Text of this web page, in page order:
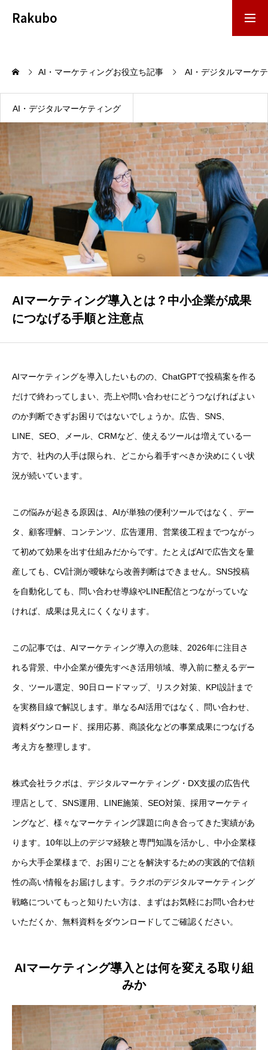
Rakubo
事業内容
導入事例
お役立ち資料
お役立ち記事
会社概要
お問い合わせ
AI・マーケティングお役立ち記事 AI・デジタルマーケ
AI・デジタルマーケティング
AIマーケティング導入とは？中小企業が成果
につなげる手順と注意点
AIマーケティングを導入したいものの、ChatGPTで投稿案を作る
だけで終わってしまい、売上や問い合わせにどうつなげればよい
のか判断できずお困りではないでしょうか。広告、SNS、
LINE、SEO、メール、CRMなど、使えるツールは増えている一
方で、社内の人手は限られ、どこから着手すべきか決めにくい状
況が続いています。
この悩みが起きる原因は、AIが単独の便利ツールではなく、デー
タ、顧客理解、コンテンツ、広告運用、営業後工程までつながっ
て初めて効果を出す仕組みだからです。たとえばAIで広告文を量
産しても、CV計測が曖昧なら改善判断はできません。SNS投稿
を自動化しても、問い合わせ導線やLINE配信とつながっていな
ければ、成果は見えにくくなります。
この記事では、AIマーケティング導入の意味、2026年に注目さ
れる背景、中小企業が優先すべき活用領域、導入前に整えるデー
タ、ツール選定、90日ロードマップ、リスク対策、KPI設計まで
を実務目線で解説します。単なるAI活用ではなく、問い合わせ、
資料ダウンロード、採用応募、商談化などの事業成果につなげる
考え方を整理します。
株式会社ラクボは、デジタルマーケティング・DX支援の広告代
理店として、SNS運用、LINE施策、SEO対策、採用マーケティ
ングなど、様々なマーケティング課題に向き合ってきた実績があ
ります。10年以上のデジマ経験と専門知識を活かし、中小企業様
から大手企業様まで、お困りごとを解決するための実践的で信頼
性の高い情報をお届けします。ラクボのデジタルマーケティング
戦略についてもっと知りたい方は、まずはお気軽にお問い合わせ
いただくか、無料資料をダウンロードしてご確認ください。
AIマーケティング導入とは何を変える取り組
みか